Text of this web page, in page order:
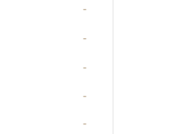
-
-
-
-
-